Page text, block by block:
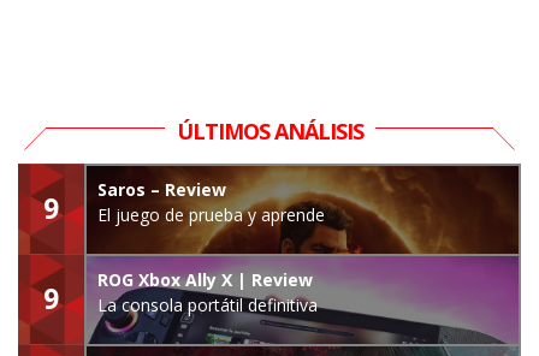
ÚLTIMOS ANÁLISIS
9
Saros – Review
El juego de prueba y aprende
9
ROG Xbox Ally X | Review
La consola portátil definitiva